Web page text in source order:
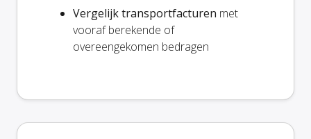
Vergelijk transportfacturen met
vooraf berekende of
overeengekomen bedragen